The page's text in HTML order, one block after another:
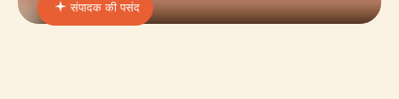
संपादक की पसंद